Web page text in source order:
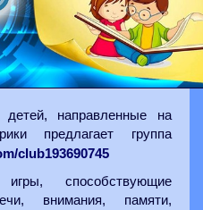
направленные на
предлагает группа
club193690745
способствующие
внимания, памяти,